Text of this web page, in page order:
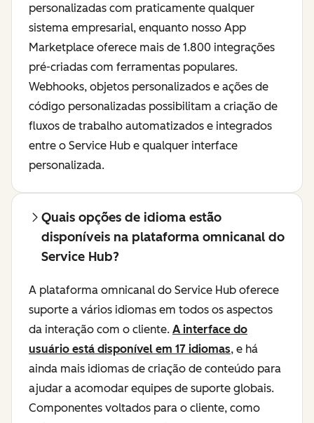
personalizadas com praticamente qualquer
sistema empresarial, enquanto nosso App
Marketplace oferece mais de 1.800 integrações
pré-criadas com ferramentas populares.
Webhooks, objetos personalizados e ações de
código personalizadas possibilitam a criação de
fluxos de trabalho automatizados e integrados
entre o Service Hub e qualquer interface
personalizada.
Quais opções de idioma estão
disponíveis na plataforma omnicanal do
Service Hub?
A plataforma omnicanal do Service Hub oferece
suporte a vários idiomas em todos os aspectos
da interação com o cliente. A interface do
usuário está disponível em 17 idiomas, e há
ainda mais idiomas de criação de conteúdo para
ajudar a acomodar equipes de suporte globais.
Componentes voltados para o cliente, como